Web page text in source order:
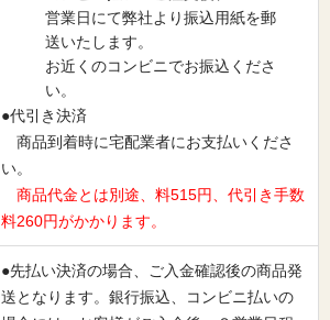
営業日にて弊社より振込用紙を郵
送いたします。
お近くのコンビニでお振込くださ
い。
●代引き決済
商品到着時に宅配業者にお支払いくださ
い。
商品代金とは別途、料515円、代引き手数
料260円がかかります。
●先払い決済の場合、ご入金確認後の商品発
送となります。銀行振込、コンビニ払いの